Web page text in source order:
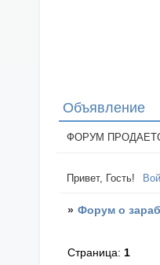
Объявление
ФОРУМ
Привет, Гость!
» Форум о
Страница: 1